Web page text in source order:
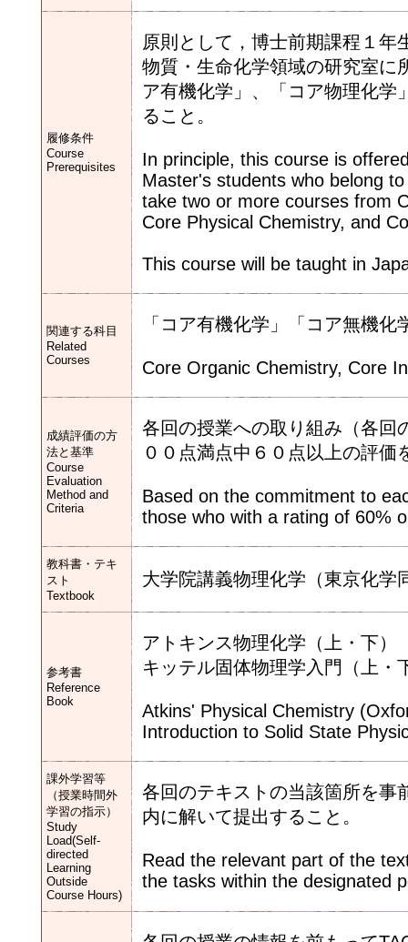
履修条件
Course
Prerequisites
原則として，博士前期課程１年
物質・生命化学領域の研究室に
ア有機化学」、「コア物理化学
ること。
In principle, this course is
Master's students who belong
take two or more courses from
Core Physical Chemistry,
This course will be taught in
関連する科目
Related
Courses
「コア有機化学」「コア無機
Core Organic Chemistry, Core
成績評価の方
法と基準
Course
Evaluation
Method and
Criteria
各回の授業への取り組み（各回
００点満点中６０点以上の評価
Based on the commitment to
those who with a rating of 60%
教科書・テキ
スト
Textbook
大学院講義物理化学（東京化学
参考書
Reference
Book
アトキンス物理化学（上・下
キッテル固体物理学入門（上
Atkins' Physical Chemistry
Introduction to Solid State
課外学習等
（授業時間外
学習の指示）
Study
Load(Self-
directed
Learning
Outside
Course Hours)
各回のテキストの当該箇所を事
内に解いて提出すること。
Read the relevant part of the
the tasks within the designated